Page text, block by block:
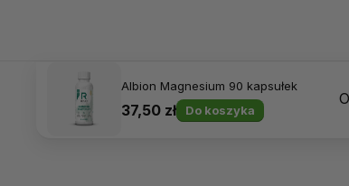
Albion Magnesium 90 kapsułek
37,50 zł Do koszyka